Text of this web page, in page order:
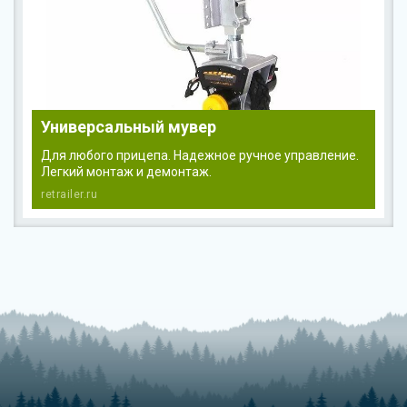
Универсальный мувер
Для любого прицепа. Надежное ручное управление.
Легкий монтаж и демонтаж.
retrailer.ru